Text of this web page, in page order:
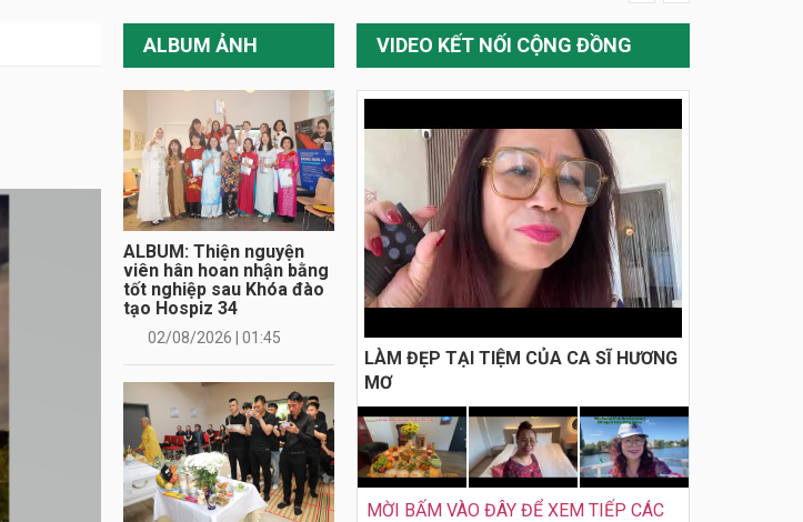
ALBUM ẢNH
ALBUM: Thiện nguyện
viên hân hoan nhận bằng
tốt nghiệp sau Khóa đào
tạo Hospiz 34
02/08/2026 | 01:45
VIDEO KẾT NỐI CỘNG ĐỒNG
LÀM ĐẸP TẠI TIỆM CỦA CA SĨ HƯƠNG
MƠ
MỜI BẤM VÀO ĐÂY ĐỂ XEM TIẾP CÁC